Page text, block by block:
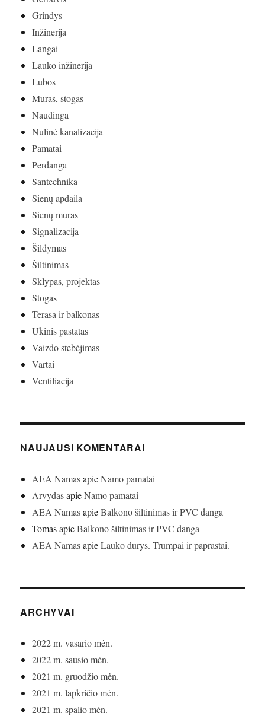
Grindys
Inžinerija
Langai
Lauko inžinerija
Lubos
Mūras, stogas
Naudinga
Nulinė kanalizacija
Pamatai
Perdanga
Santechnika
Sienų apdaila
Sienų mūras
Signalizacija
Šildymas
Šiltinimas
Sklypas, projektas
Stogas
Terasa ir balkonas
Ūkinis pastatas
Vaizdo stebėjimas
Vartai
Ventiliacija
NAUJAUSI KOMENTARAI
AEA NamasapieNamo pamatai
ArvydasapieNamo pamatai
AEA NamasapieBalkono šiltinimas ir PVC danga
TomasapieBalkono šiltinimas ir PVC danga
AEA NamasapieLauko durys. Trumpai ir paprastai.
ARCHYVAI
2022 m. vasario mėn.
2022 m. sausio mėn.
2021 m. gruodžio mėn.
2021 m. lapkričio mėn.
2021 m. spalio mėn.